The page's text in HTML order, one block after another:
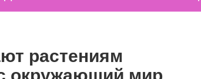
растениям